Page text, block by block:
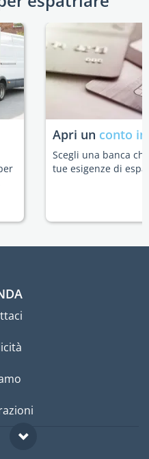
Apri un conto
Scegli una banca
tue esigenze di